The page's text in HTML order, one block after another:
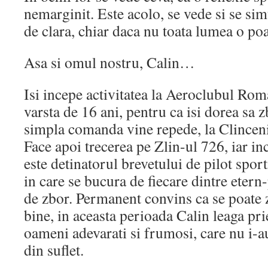
nemarginit. Este acolo, se vede si se
de clara, chiar daca nu toata lumea o
Asa si omul nostru, Calin…
Isi incepe activitatea la Aeroclubul
varsta de 16 ani, pentru ca isi dorea sa
simpla comanda vine repede, la
Face apoi trecerea pe Zlin-ul 726, iar
este detinatorul brevetului de pilot
in care se bucura de fiecare dintre
de zbor. Permanent convins ca se
bine, in aceasta perioada Calin leaga
oameni adevarati si frumosi, care nu i-
din suflet.